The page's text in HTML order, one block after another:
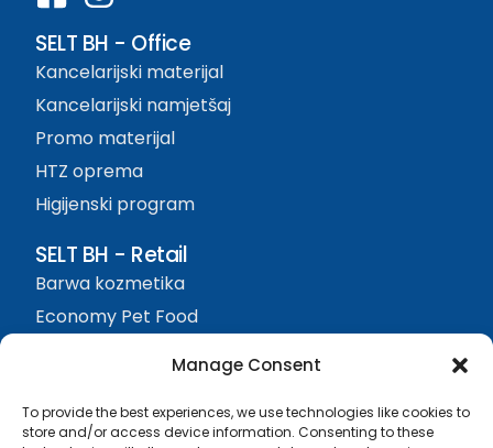
Manage Consent
To provide the best experiences, we use technologies like cookies to
store and/or access device information. Consenting to these
SELT BH - Office
Kancelarijski materijal
Kancelarijski namjetšaj
Promo materijal
HTZ oprema
Higijenski program
SELT BH - Retail
Barwa kozmetika
Economy Pet Food
Sjedište firme
SELT BH d.o.o. Živinice